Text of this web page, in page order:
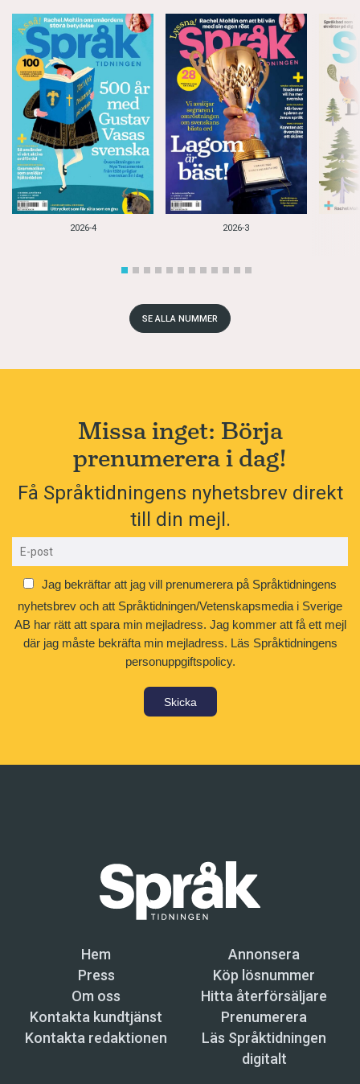
2026-4 2026-3
SE ALLA NUMMER
Missa inget: Börja
prenumerera i dag!
Få Språktidningens nyhetsbrev direkt
till din mejl.
Jag bekräftar att jag vill prenumerera på Språktidningens
nyhetsbrev och att Språktidningen/Vetenskapsmedia i Sverige
AB har rätt att spara min mejladress. Jag kommer att få ett mejl
där jag måste bekräfta min mejladress. Läs Språktidningens
personuppgiftspolicy.
Skicka
Hem
Annonsera
Press
Köp lösnummer
Om oss
Hitta återförsäljare
Kontakta kundtjänst
Prenumerera
Kontakta redaktionen
Läs Språktidningen
digitalt